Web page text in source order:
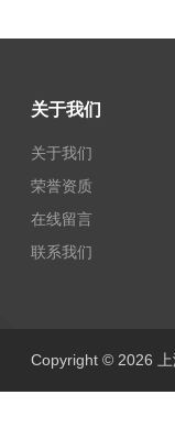
关于我们
关于我们
荣誉资质
在线留言
联系我们
Copyright © 2026